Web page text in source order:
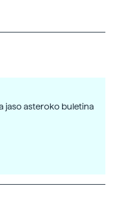
jaso asteroko buletina